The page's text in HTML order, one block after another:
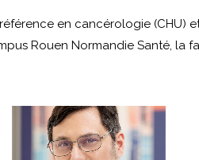
en cancérologie (CHU)
Rouen Normandie Santé, la